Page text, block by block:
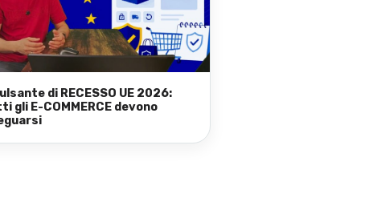
di RECESSO UE 2026:
gli E-COMMERCE devono